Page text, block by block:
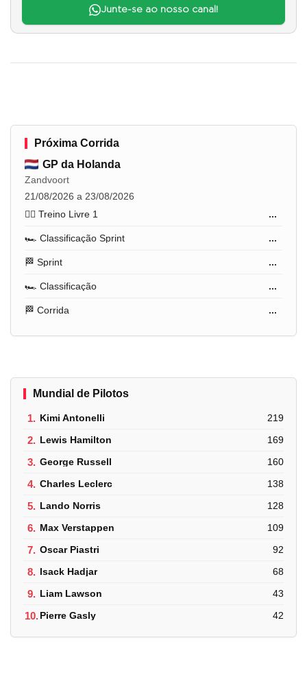
Junte-se ao nosso canal!
Próxima Corrida
GP da Holanda
Zandvoort
21/08/2026 a 23/08/2026
🏋️‍♂️ Treino Livre 1
...
🏎️ Classificação Sprint ...
🏁 Sprint ...
🏎️ Classificação ...
🏁 Corrida ...
Mundial de Pilotos
1. Kimi Antonelli 219
2. Lewis Hamilton 169
3. George Russell 160
4. Charles Leclerc 138
5. Lando Norris 128
6. Max Verstappen 109
7. Oscar Piastri 92
8. Isack Hadjar 68
9. Liam Lawson 43
10.Pierre Gasly 42